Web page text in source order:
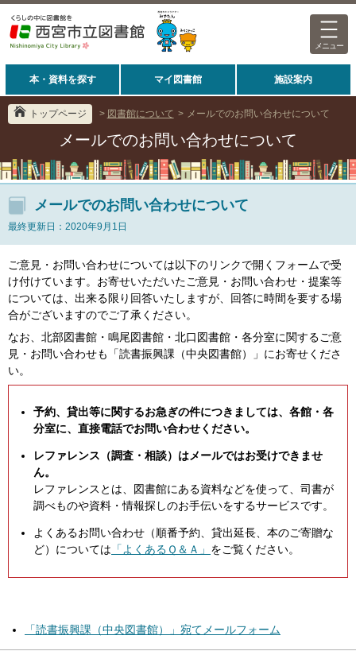
メニュー
本・資料を探す マイ図書館 施設案内
トップページ > 図書館について > メールでのお問い合わせについて
メールでのお問い合わせについて
メールでのお問い合わせについて
最終更新日：2020年9月1日
ご意見・お問い合わせについては以下のリンクで開くフォームで受
け付けています。お寄せいただいたご意見・お問い合わせ・提案等
については、出来る限り回答いたしますが、回答に時間を要する場
合がございますのでご了承ください。
なお、北部図書館・鳴尾図書館・北口図書館・各分室に関するご意
見・お問い合わせも「読書振興課（中央図書館）」にお寄せくださ
い。
予約、貸出等に関するお急ぎの件につきましては、各館・各
分室に、直接電話でお問い合わせください。
レファレンス（調査・相談）はメールではお受けできませ
ん。
レファレンスとは、図書館にある資料などを使って、司書が
調べものや資料・情報探しのお手伝いをするサービスです。
よくあるお問い合わせ（順番予約、貸出延長、本のご寄贈な
ど）については 「よくあるＱ＆Ａ」 をご覧ください。
「読書振興課（中央図書館）」宛てメールフォーム